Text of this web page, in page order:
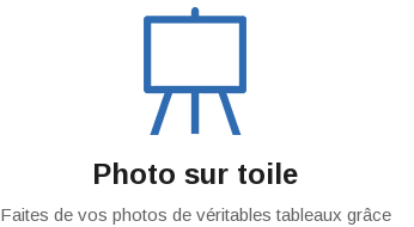
Photo sur toile
Faites de vos photos de véritables tableaux grâce